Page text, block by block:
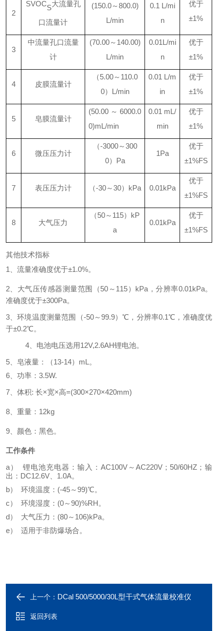
2
SVOCS大流量孔
口流量计
(150.0～800.0)
L/min
0.1 L/mi
n
优于
±1%
3
中流量孔口流量
计
(70.00～ 140.00)
L/min
0.01L/mi
n
优于
±1%
4 皮膜流量计
（5.00～ 110.0
0）L/min
0.01 L/m
in
优于
±1%
5 皂膜流量计
(50.00～6000.0
0)mL/min
0.01 mL/
min
优于
±1%
6 微压压力计
（-3000～300
0）Pa
1Pa
优于
±1%FS
7 表压压力计 （-30～30）kPa 0.01kPa
优于
±1%FS
8 大气压力
（50～ 115） kP
a
0.01kPa
优于
±1%FS
其他技术指标
1、 流量准确度优于±1.0%。
2、 大气压传感器测量范围（50～115） kPa，分辨率0.01kPa。
准确度优于±300Pa。
3、环境温度测量范围（-50～99.9）℃，分辨率0.1℃，准确度优
于±0.2℃。
4、 电池电压选用12V,2.6AH锂电池。
5、皂液量：（13-14）mL。
6、功率：3.5W.
7、体积: 长×宽×高=(300×270×420mm)
8、重量：12kg
9、颜色：黑色。
工作条件
a） 锂电池充电器：输入：AC100V～AC220V；50/60HZ；输
出：DC12.6V、1.0A。
b） 环境温度：(-45～99)℃。
c） 环境湿度：(0～90)%RH。
d） 大气压力：(80～106)kPa。
e） 适用于非防爆场合。
上一个： DCal 500/5000/30L型干式气体流量校准仪
返回列表